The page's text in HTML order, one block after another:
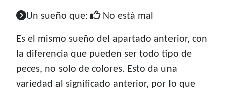
Un sueño que: No está mal
Es el mismo sueño del apartado anterior, con
la diferencia que pueden ser todo tipo de
peces, no solo de colores. Esto da una
variedad al significado anterior, por lo que